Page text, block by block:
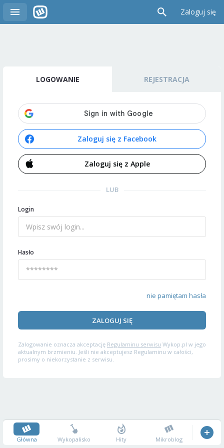
Zaloguj się
LOGOWANIE REJESTRACJA
Zaloguj się z Facebook
Zaloguj się z Apple
LUB
Login
Hasło
nie pamiętam hasła
ZALOGUJ SIĘ
Zalogowanie oznacza akceptację Regulaminu serwisu Wykop.pl w jego
aktualnym brzmieniu. Jeśli nie akceptujesz Regulaminu w całości,
prosimy o niekorzystanie z serwisu.
Główna Wykopalisko Hity Mikroblog